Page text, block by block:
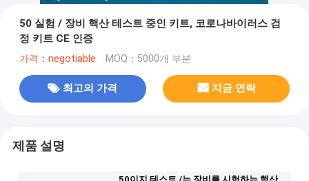
50 실험 / 장비 핵산 테스트 중인 키트, 코로나바이러스 검
정 키트 CE 인증
가격：negotiable MOQ：5000개 부분
최고의 가격 지금 연락
제품 설명